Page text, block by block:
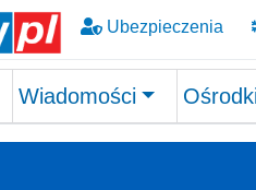
Ubezpieczenia
Wiadomości